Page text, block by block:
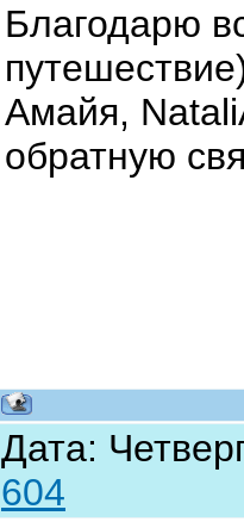
Благодарю
Амайя,
обратную
Дата:
604